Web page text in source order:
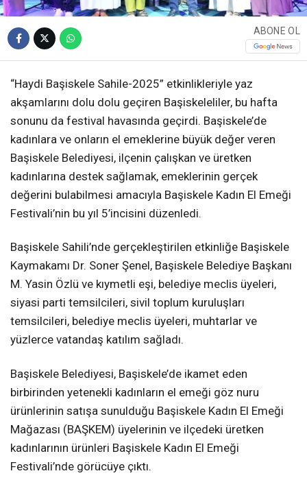
ABONE OL
“Haydi Başiskele Sahile-2025” etkinlikleriyle yaz
akşamlarını dolu dolu geçiren Başiskeleliler, bu hafta
sonunu da festival havasında geçirdi. Başiskele’de
kadınlara ve onların el emeklerine büyük değer veren
Başiskele Belediyesi, ilçenin çalışkan ve üretken
kadınlarına destek sağlamak, emeklerinin gerçek
değerini bulabilmesi amacıyla Başiskele Kadın El Emeği
Festivali’nin bu yıl 5’incisini düzenledi.
Başiskele Sahili’nde gerçekleştirilen etkinliğe Başiskele
Kaymakamı Dr. Soner Şenel, Başiskele Belediye Başkanı
M. Yasin Özlü ve kıymetli eşi, belediye meclis üyeleri,
siyasi parti temsilcileri, sivil toplum kuruluşları
temsilcileri, belediye meclis üyeleri, muhtarlar ve
yüzlerce vatandaş katılım sağladı.
Başiskele Belediyesi, Başiskele’de ikamet eden
birbirinden yetenekli kadınların el emeği göz nuru
ürünlerinin satışa sunulduğu Başiskele Kadın El Emeği
Mağazası (BAŞKEM) üyelerinin ve ilçedeki üretken
kadınlarının ürünleri Başiskele Kadın El Emeği
Festivali’nde görücüye çıktı.